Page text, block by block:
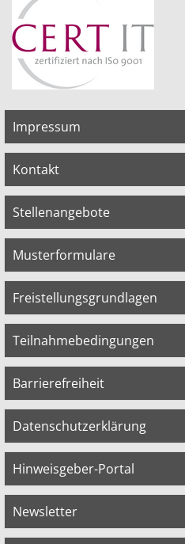
Impressum
Kontakt
Stellenangebote
Musterformulare
Freistellungsgrundlagen
Teilnahmebedingungen
Barrierefreiheit
Datenschutzerklärung
Hinweisgeber-Portal
Newsletter